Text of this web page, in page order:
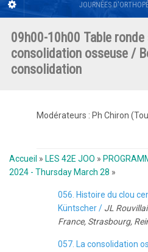
JOURNÉES
09h00-10h00 Table ronde
consolidation osseuse /
consolidation
Modérateurs : Ph Chiron
Accueil » LES 42E JOO »
2024 - Thursday March 28 »
056. Histoire du clou
Küntscher / JL
France, Strasbourg,
057. La consolidation